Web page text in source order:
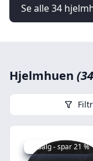
Se alle 34
Hjelmhuen
Udsalg - spar 21 %